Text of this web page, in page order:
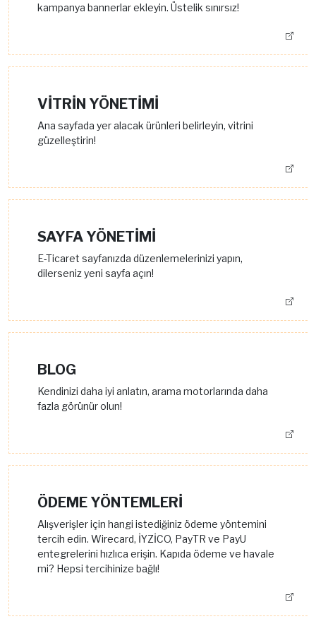
kampanya bannerlar ekleyin. Üstelik sınırsız!
VİTRİN YÖNETİMİ
Ana sayfada yer alacak ürünleri belirleyin, vitrini
güzelleştirin!
SAYFA YÖNETİMİ
E-Ticaret sayfanızda düzenlemelerinizi yapın,
dilerseniz yeni sayfa açın!
BLOG
Kendinizi daha iyi anlatın, arama motorlarında daha
fazla görünür olun!
ÖDEME YÖNTEMLERİ
Alışverişler için hangi istediğiniz ödeme yöntemini
tercih edin. Wirecard, İYZİCO, PayTR ve PayU
entegrelerini hızlıca erişin. Kapıda ödeme ve havale
mi? Hepsi tercihinize bağlı!